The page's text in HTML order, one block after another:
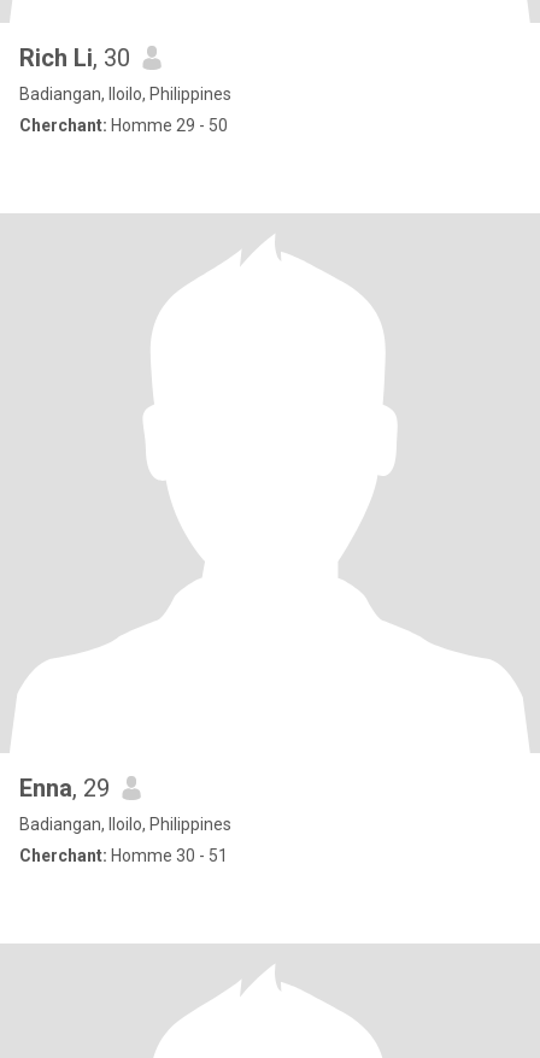
Rich Li, 30
Badiangan, Iloilo, Philippines
Cherchant: Homme 29 - 50
Enna, 29
Badiangan, Iloilo, Philippines
Cherchant: Homme 30 - 51